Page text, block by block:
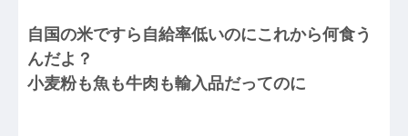
自国の米ですら自給率低いのにこれから何食う
んだよ？
小麦粉も魚も牛肉も輸入品だってのに